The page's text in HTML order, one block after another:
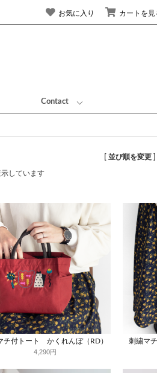
お気に入り カートを見
Contact
[ 並び順を変更 ]
しています
チ付トート かくれんぼ（RD）
4,290円
刺繍マ